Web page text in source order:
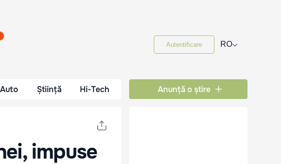
Autentificare RO⌵
Auto Știință Hi-Tech Anunță o știre
impuse